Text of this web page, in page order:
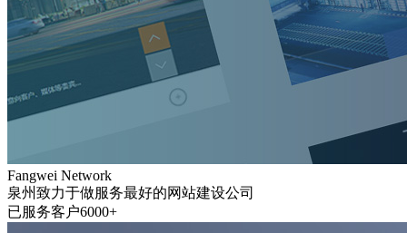
Fangwei Network
泉州致力于做服务最好的网站建设公司
已服务客户6000+